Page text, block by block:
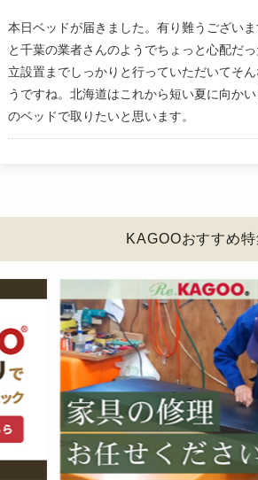
本日ベッドが届きました。有り難うござい
と千葉の業者さんのようでちょっと心配だ
立設置までしっかりと行っていただいてそ
うですね。北海道はこれから短い夏に向か
のベッドで取りたいと思います。
KAGOOおすすめ